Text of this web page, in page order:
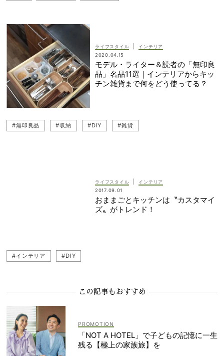
ライフスタイル
インテリア
2020.04.15
モデル・ライター＆読者の「無印良
品」名品11選｜インテリアからキッ
チン雑貨まで何をどう使ってる？
#無印良品 #収納 #DIY #雑貨
ライフスタイル
インテリア
2017.09.01
おままごとキッチンは〝カスタマイ
ズ〟がトレンド！
#インテリア #DIY
この記事もおすすめ
「NOT A HOTEL」で子どもの記憶に一生
残る【極上の家族旅】を